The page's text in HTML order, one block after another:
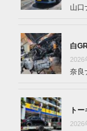
山口
白
2026
奈良
ト
2026